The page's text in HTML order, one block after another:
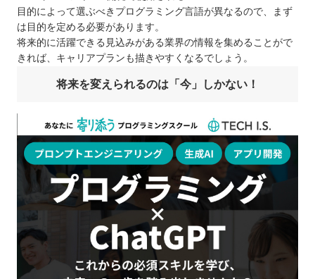
目的によって選ぶべきプログラミング言語が異なるので、まず
は目的を定める必要があります。
将来的に活躍できる見込みがある業界の情報を集めることがで
きれば、キャリアプランも描きやすくなるでしょう。
将来を変えられるのは「今」しかない！